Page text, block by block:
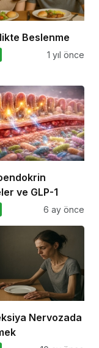
Beslenme
1 yıl önce
ve GLP-1
6 ay önce
Nervozada